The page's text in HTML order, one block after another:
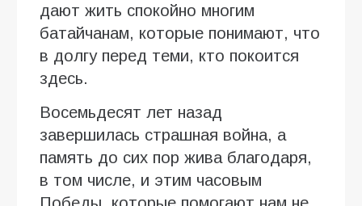
дают жить спокойно многим
батайчанам, которые понимают, что
в долгу перед теми, кто покоится
здесь.
Восемьдесят лет назад
завершилась страшная война, а
память до сих пор жива благодаря,
в том числе, и этим часовым